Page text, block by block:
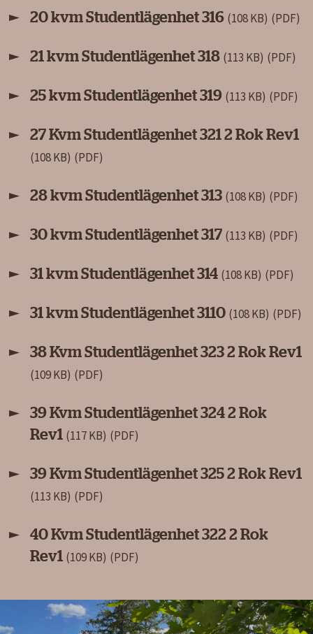
20 kvm Studentlägenhet 316 (108 KB)
21 kvm Studentlägenhet 318 (113 KB)
25 kvm Studentlägenhet 319 (113 KB)
27 Kvm Studentlägenhet 321 2 Rok Rev1
(108 KB)
28 kvm Studentlägenhet 313 (108 KB)
30 kvm Studentlägenhet 317 (113 KB)
31 kvm Studentlägenhet 314 (108 KB)
31 kvm Studentlägenhet 3110 (108 KB)
38 Kvm Studentlägenhet 323 2 Rok Rev1
(109 KB)
39 Kvm Studentlägenhet 324 2 Rok
Rev1 (117 KB)
39 Kvm Studentlägenhet 325 2 Rok Rev1
(113 KB)
40 Kvm Studentlägenhet 322 2 Rok
Rev1 (109 KB)